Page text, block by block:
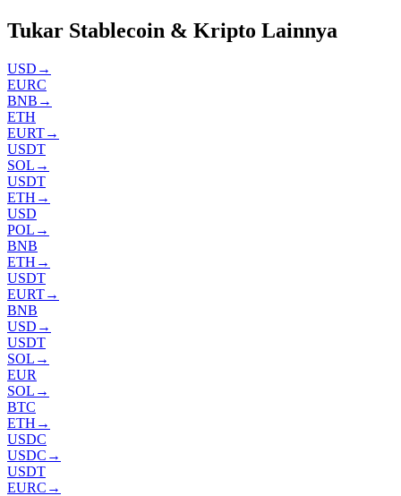
Tukar Stablecoin & Kripto Lainnya
USD →
EURC
BNB →
ETH
EURT→
USDT
SOL →
USDT
ETH →
USD
POL →
BNB
ETH →
USDT
EURT→
BNB
USD →
USDT
SOL →
EUR
SOL →
BTC
ETH →
USDC
USDC →
USDT
EURC →